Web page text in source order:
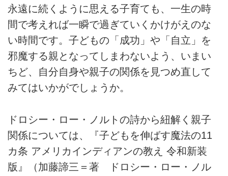
永遠に続くように思える子育ても、一生の時
間で考えれば一瞬で過ぎていくかけがえのな
い時間です。子どもの「成功」や「自立」を
邪魔する親となってしまわないよう、いまい
ちど、自分自身や親子の関係を見つめ直して
みてはいかがでしょうか。
ドロシー・ロー・ノルトの詩から紐解く親子
関係については、『子どもを伸ばす魔法の11
カ条 アメリカインディアンの教え 令和新装
版』（加藤諦三＝著 ドロシー・ロー・ノル